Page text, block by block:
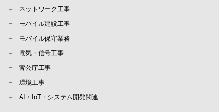
ネットワーク工事
モバイル建設工事
モバイル保守業務
電気・信号工事
官公庁工事
環境工事
AI・IoT・システム開発関連